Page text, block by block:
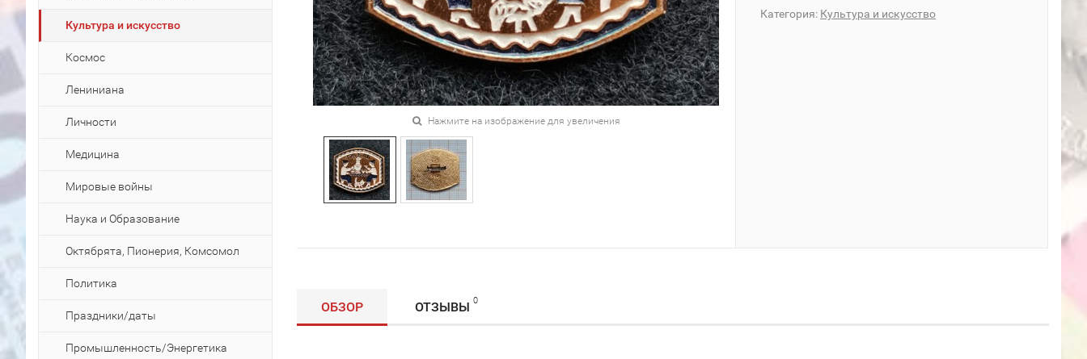
Культура и искусство
Космос
Лениниана
Личности
Медицина
Мировые войны
Наука и Образование
Октябрята, Пионерия, Комсомол
Политика
Праздники/даты
Промышленность/Энергетика
Нажмите на изображение для увеличения
Категория: Культура и искусство
ОБЗОР ОТЗЫВЫ 0